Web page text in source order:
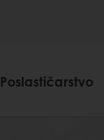
Poslastičarstvo